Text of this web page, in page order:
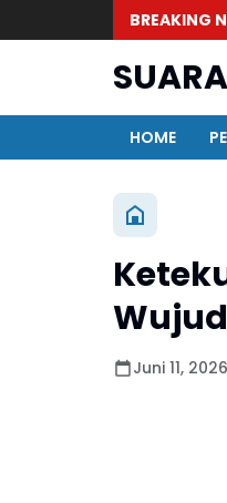
BREAKING
HOME
Juni 11, 2026